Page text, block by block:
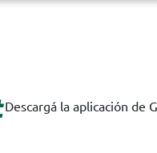
Descargá la aplicación de